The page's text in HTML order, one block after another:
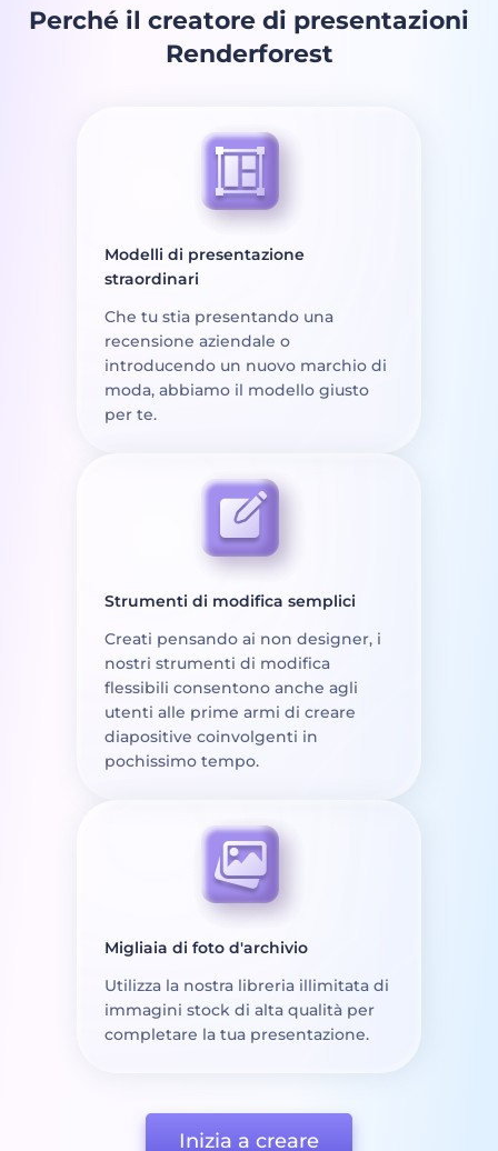
Perché il creatore di presentazioni
Renderforest
Modelli di presentazione
straordinari
Che tu stia presentando una
recensione aziendale o
introducendo un nuovo marchio di
moda, abbiamo il modello giusto
per te.
Strumenti di modifica semplici
Creati pensando ai non designer, i
nostri strumenti di modifica
flessibili consentono anche agli
utenti alle prime armi di creare
diapositive coinvolgenti in
pochissimo tempo.
Migliaia di foto d'archivio
Utilizza la nostra libreria illimitata di
immagini stock di alta qualità per
completare la tua presentazione.
Inizia a creare